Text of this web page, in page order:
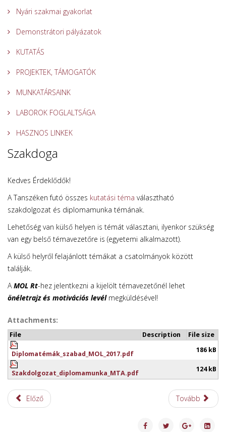
Nyári szakmai gyakorlat
Demonstrátori pályázatok
KUTATÁS
PROJEKTEK, TÁMOGATÓK
MUNKATÁRSAINK
LABOROK FOGLALTSÁGA
HASZNOS LINKEK
Szakdoga
Kedves Érdeklődők!
A Tanszéken futó összes kutatási téma választható
szakdolgozat és diplomamunka témának.
Lehetőség van külső helyen is témát választani, ilyenkor szükség
van egy belső témavezetőre is (egyetemi alkalmazott).
A külső helyről felajánlott témákat a csatolmányok között
találják.
AMOL Rt-hez jelentkezni a kijelölt témavezetőnél lehet
önéletrajz és motivációs levélmegküldésével!
Attachments:
File Description File size
Diplomatémák_szabad_MOL_2017.pdf 186 kB
Szakdolgozat_diplomamunka_MTA.pdf 124 kB
Előző Tovább